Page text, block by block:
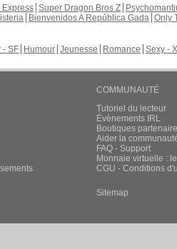
Super Dragon Bros Z
Bienvenidos A República Gada Only
- SF Humour Jeunesse Romance Sexy -
COMMUNAUTÉ
Tutoriel du lecteur
Évènements IRL
Boutiques
Aider la
FAQ - Support
Monnaie virtuelle :
CGU - Conditions
Sitemap